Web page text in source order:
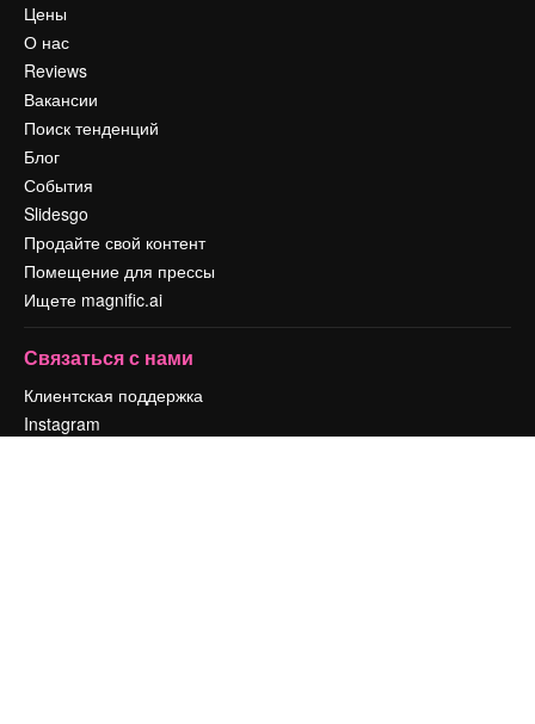
Цены
О нас
Reviews
Вакансии
Поиск тенденций
Блог
События
Slidesgo
Продайте свой контент
Помещение для прессы
Ищете magnific.ai
Связаться с нами
Клиентская поддержка
Instagram